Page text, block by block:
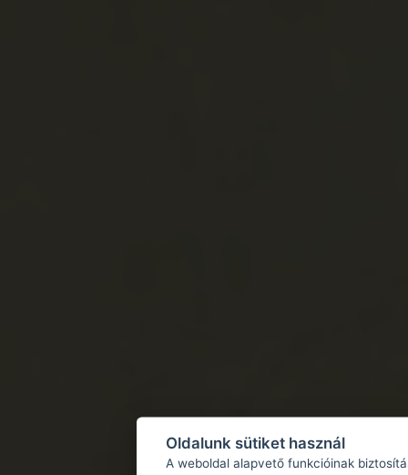
Oldalunk sütiket használ
A weboldal alapvető funkcióinak